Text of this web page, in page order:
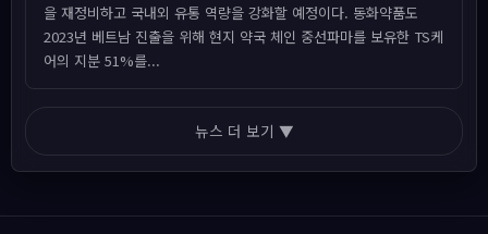
을 재정비하고 국내외 유통 역량을 강화할 예정이다. 동화약품도
2023년 베트남 진출을 위해 현지 약국 체인 중선파마를 보유한 TS케
어의 지분 51%를...
뉴스 더 보기 ▼